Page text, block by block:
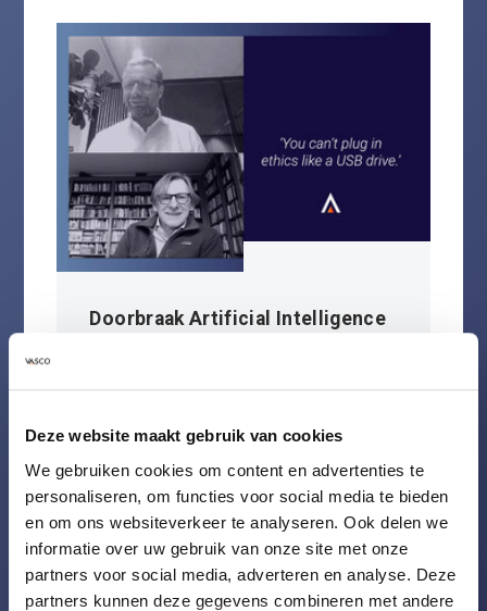
Deze website maakt gebruik van cookies
We gebruiken cookies om content en advertenties te
personaliseren, om functies voor social media te bieden
en om ons websiteverkeer te analyseren. Ook delen we
informatie over uw gebruik van onze site met onze
partners voor social media, adverteren en analyse. Deze
partners kunnen deze gegevens combineren met andere
Doorbraak Artificial Intelligence